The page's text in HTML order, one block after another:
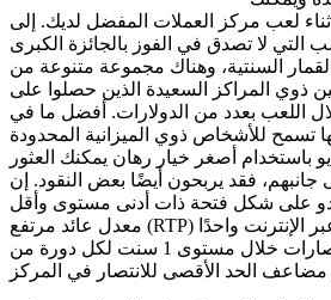
لعب مركز العملات المفضل لديك. إلى
التي لا تصدق في الفوز بالجائزة الكبرى
السنتية، وهناك مجموعة متنوعة من
ذوي المراكز السعيدة الذين حصلوا على
اللعب بعدد من الدولارات. أفضل ما في
تسمح للأشخاص ذوي الميزانية المحدودة
باستخدام أصغر خيار رهان يمكنك العثور
جانبهم، فقد يربحون أيضًا بعض النقود. إن
على شكل فتحة ذات أدنى مستوى وأقل
معدل عائد مرتفع (RTP) يعني بدء لعبة المتقدم عبر الإنترنت واحدًا
تلو الآخر. يتم تقييد الانتصارات خلال مستوى 1 سنت لكل دورة من